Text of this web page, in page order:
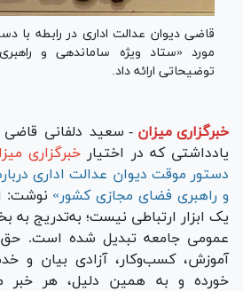
قاضی دیوان عدالت اداری در رابطه با
مورد «ستاد ویژه ساماندهی و
توضیحاتی ارائه داد.
خبرگزاری میزان - سعید دلفانی قاضی
یادداشتی که در اختیار خبرگزاری
دستور موقت دیوان عدالت اداری
و راهبری فضای مجازی کشور» نوشت:
یک ابزار ارتباطی نیست؛ به‌تدریج
عمومی جامعه تبدیل شده است. حق
آموزش، کسب‌وکار، آزادی بیان و
خورده و به همین دلیل، هر خبر